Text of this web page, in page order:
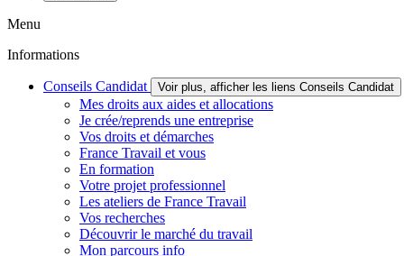
Menu
Informations
Conseils Candidat Voir plus, afficher les liens Conseils Candidat
Mes droits aux aides et allocations
Je crée/reprends une entreprise
Vos droits et démarches
France Travail et vous
En formation
Votre projet professionnel
Les ateliers de France Travail
Vos recherches
Découvrir le marché du travail
Mon parcours info